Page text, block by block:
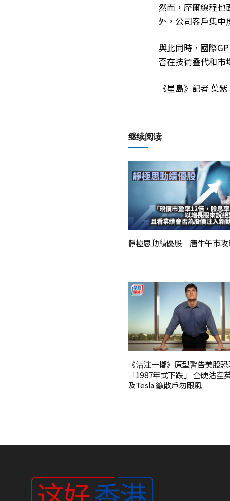
然而，摩爾線程也
外，公司客戶集中
與此同時，國際
否在技術叠代和市
《星島》記者 葉
继续阅读
靜極思動績優股｜唐牛午市
《沽注一擲》原型警告美股
「1987年式下跌」 企硬沽空
及Tesla 籲散戶勿跟風